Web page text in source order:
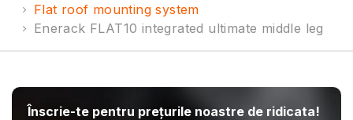
Flat roof mounting system
Enerack FLAT10 integrated ultimate middle leg
Înscrie-te pentru prețurile noastre de ridicata!